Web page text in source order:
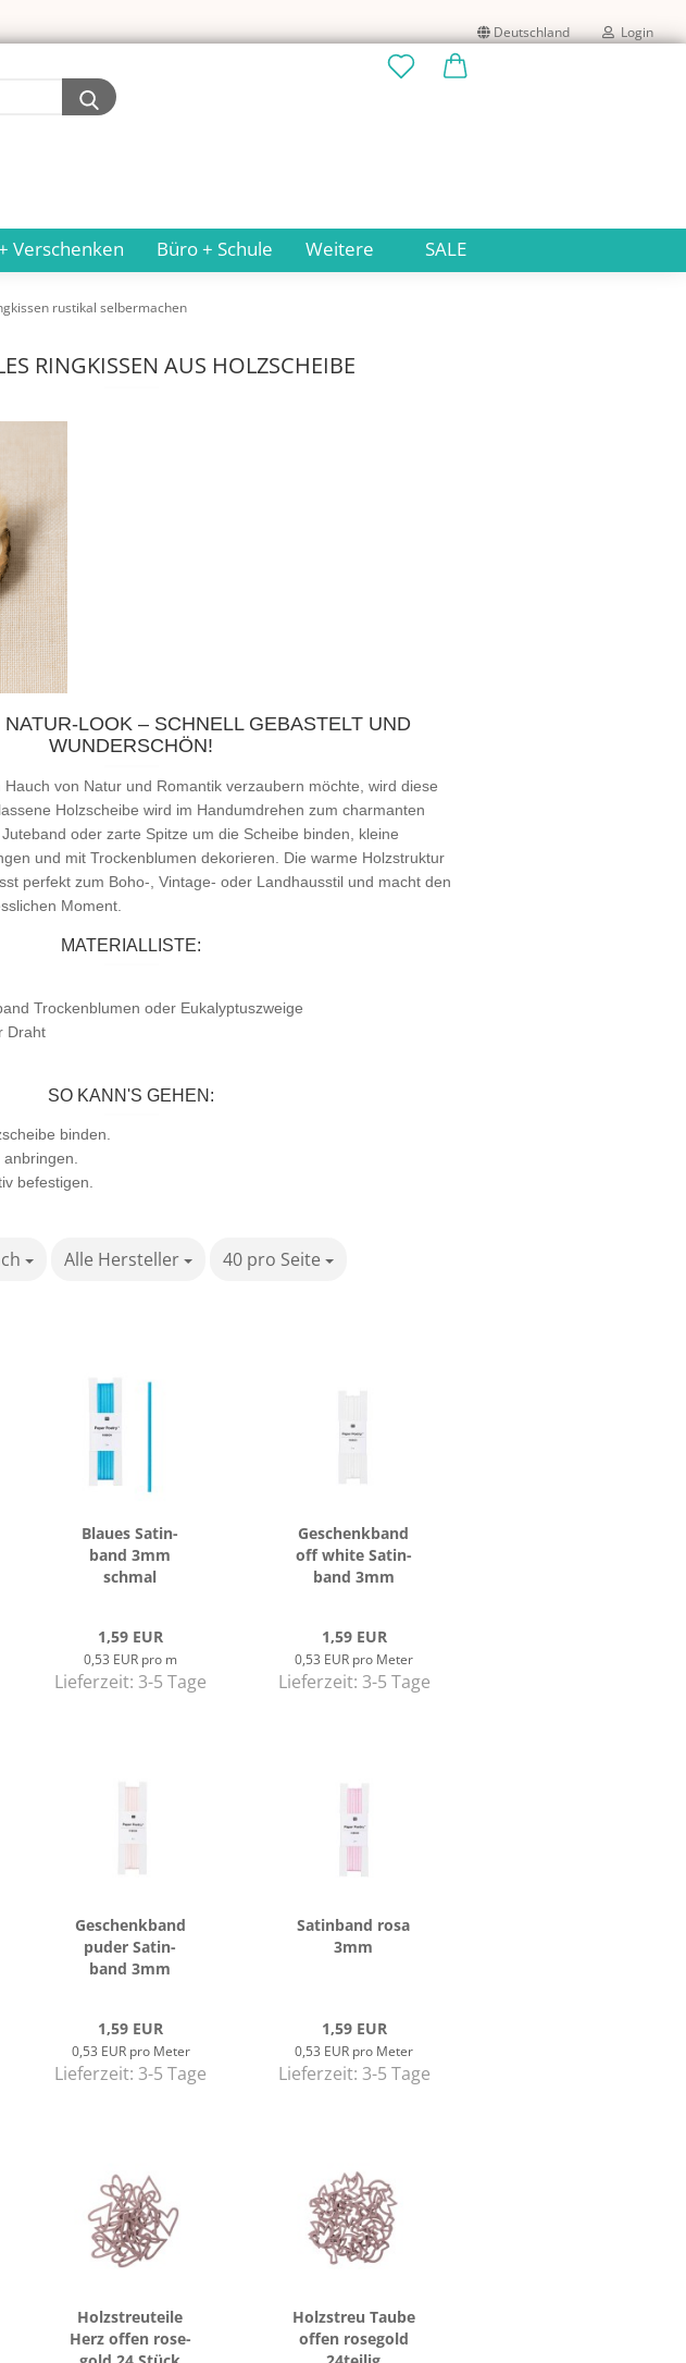
Deutschland Login
Suche...
Verschenken Büro + Schule SALE
Weitere
rustikal selbermachen
RINGKISSEN AUS HOLZSCHEIBE
LOOK – SCHNELL GEBASTELT UND
WUNDERSCHÖN!
von Natur und Romantik verzaubern möchte, wird diese
Holzscheibe wird im Handumdrehen zum charmanten
oder zarte Spitze um die Scheibe binden, kleine
und mit Trockenblumen dekorieren. Die warme Holzstruktur
perfekt zum Boho-, Vintage- oder Landhausstil und macht den
Moment.
MATERIALLISTE:
Trockenblumen oder Eukalyptuszweige
Draht
SO KANN'S GEHEN:
binden.
befestigen.
Alle Hersteller
pro Seite 40 pro Seite
pro Seite
Blau­es Sa­tin­
band 3mm
schmal
1,59 EUR
0,53 EUR pro m
Lieferzeit: 3-5 Tage
Ge­schenk­band
off white Sa­tin­
band 3mm
1,59 EUR
0,53 EUR pro Meter
Lieferzeit: 3-5 Tage
Ge­schenk­band
puder Sa­tin­
band 3mm
1,59 EUR
0,53 EUR pro Meter
Lieferzeit: 3-5 Tage
Sa­tin­band rosa
3mm
1,59 EUR
0,53 EUR pro Meter
Lieferzeit: 3-5 Tage
Holz­streu­tei­le
Herz offen ro­se­
Holz­streu Taube
offen ro­se­gold